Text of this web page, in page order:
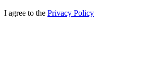
I agree to the Privacy Policy